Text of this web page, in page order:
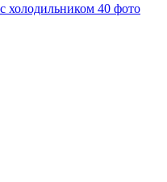
холодильником 40 фото